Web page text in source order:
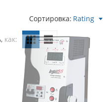
как
Сортировка Rating